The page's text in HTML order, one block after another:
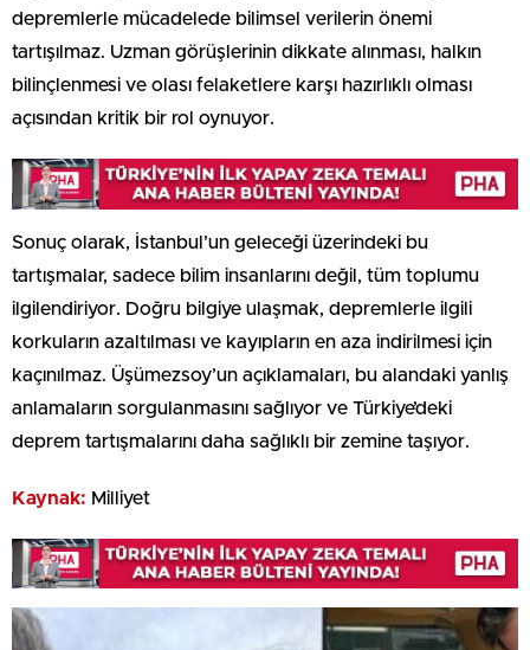
depremlerle mücadelede bilimsel verilerin önemi
tartışılmaz. Uzman görüşlerinin dikkate alınması, halkın
bilinçlenmesi ve olası felaketlere karşı hazırlıklı olması
açısından kritik bir rol oynuyor.
Sonuç olarak, İstanbul’un geleceği üzerindeki bu
tartışmalar, sadece bilim insanlarını değil, tüm toplumu
ilgilendiriyor. Doğru bilgiye ulaşmak, depremlerle ilgili
korkuların azaltılması ve kayıpların en aza indirilmesi için
kaçınılmaz. Üşümezsoy’un açıklamaları, bu alandaki yanlış
anlamaların sorgulanmasını sağlıyor ve Türkiye’deki
deprem tartışmalarını daha sağlıklı bir zemine taşıyor.
Kaynak: Milliyet